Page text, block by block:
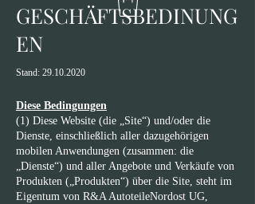
GESCHÄFTSBEDINUNG
EN
Stand: 29.10.2020
Diese Bedingungen
(1) Diese Website (die „Site“) und/oder die
Dienste, einschließlich aller dazugehörigen
mobilen Anwendungen (zusammen: die
„Dienste“) und aller Angebote und Verkäufe von
Produkten („Produkten“) über die Site, steht im
Eigentum von R&A AutoteileNordost UG,